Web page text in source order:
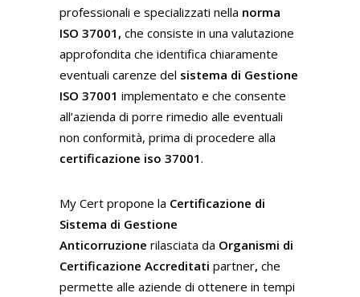
professionali e specializzati nella norma
ISO 37001, che consiste in una valutazione
approfondita che identifica chiaramente
eventuali carenze del sistema di Gestione
ISO 37001 implementato e che consente
all’azienda di porre rimedio alle eventuali
non conformità, prima di procedere alla
certificazione iso 37001.
My Cert propone la Certificazione di
Sistema di Gestione
Anticorruzione rilasciata da Organismi di
Certificazione Accreditati partner, che
permette alle aziende di ottenere in tempi